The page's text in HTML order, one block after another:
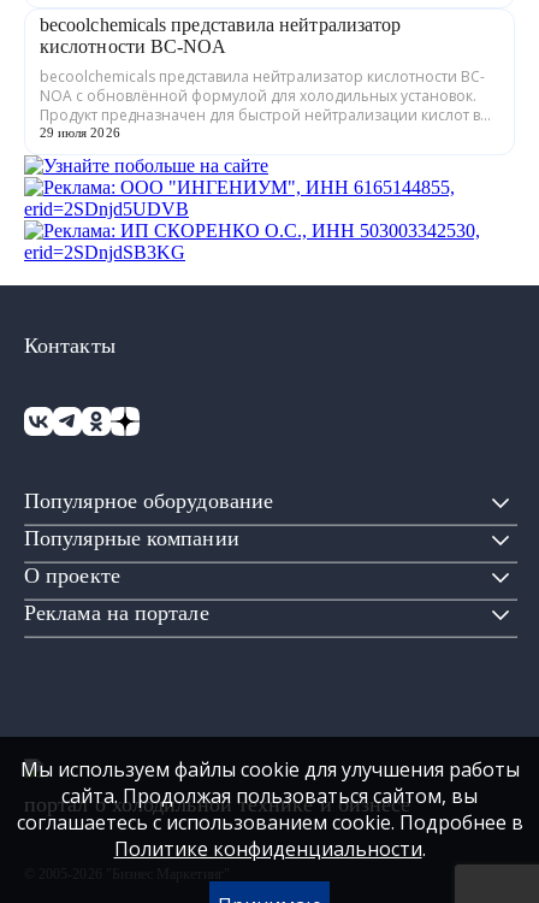
becoolchemicals представила нейтрализатор
кислотности BC-NOA
becoolchemicals представила нейтрализатор кислотности BC-
NOA с обновлённой формулой для холодильных установок.
Продукт предназначен для быстрой нейтрализации кислот в
минеральных и синтетически...
29 июля 2026
Популярное оборудование
Популярные компании
О проекте
Реклама на портале
Контакты
портал о холодильной технике и бизнесе
Мы используем файлы cookie для улучшения работы
сайта. Продолжая пользоваться сайтом, вы
соглашаетесь с использованием cookie. Подробнее в
Политике конфиденциальности.